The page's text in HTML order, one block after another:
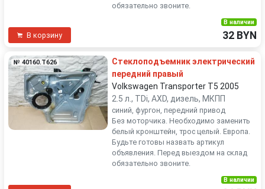
обязательно звоните.
В корзину
В наличии
32 BYN
№ 40160.T626
Стеклоподъемник электрический
передний правый
Volkswagen Transporter T5 2005
2.5 л., TDi, AXD, дизель, МКПП
синий, фургон, передний привод
Без моторчика. Необходимо заменить
белый кронштейн, трос целый. Европа.
Будьте готовы назвать артикул
объявления. Перед выездом на склад
обязательно звоните.
В наличии